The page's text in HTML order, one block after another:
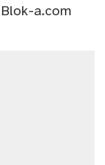
Blok-a.com